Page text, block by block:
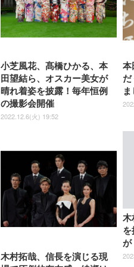
ト ハンガー付き
ョン PCチェア 通
ュ ゲーミング/勉
しゃれ パソコン
ック)
小芝風花、髙橋ひかる、本
田望結ら、オスカー美女が
晴れ着姿を披露！毎年恒例
の撮影会開催
2022.12.6(火) 19:52
本
だ
ま
木村拓哉、信長を演じる現
木
を
が